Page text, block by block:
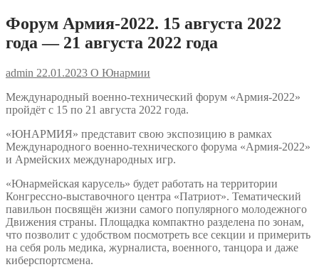
Форум Армия-2022. 15 августа 2022
года — 21 августа 2022 года
admin 22.01.2023 О Юнармии
Международный военно-технический форум «Армия-2022»
пройдёт с 15 по 21 августа 2022 года.
«ЮНАРМИЯ» представит свою экспозицию в рамках
Международного военно-технического форума «Армия-2022»
и Армейских международных игр.
«Юнармейская карусель» будет работать на территории
Конгрессно-выставочного центра «Патриот». Тематический
павильон посвящён жизни самого популярного молодежного
Движения страны. Площадка компактно разделена по зонам,
что позволит с удобством посмотреть все секции и примерить
на себя роль медика, журналиста, военного, танцора и даже
киберспортсмена.